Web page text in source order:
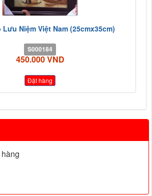
Lưu Niệm Việt Nam (25cmx35cm)
S000184
450.000 VND
Đặt hàng